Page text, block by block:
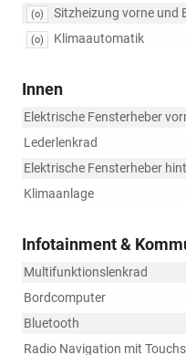
(o) Sitzheizung vorne und
(o) Klimaautomatik
Innen
Elektrische Fensterheber
Lederlenkrad
Elektrische Fensterheber
Klimaanlage
Infotainment &
Multifunktionslenkrad
Bordcomputer
Bluetooth
Radio Navigation mit